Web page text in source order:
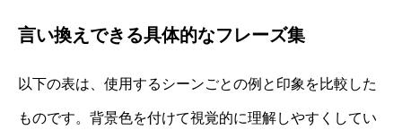
言い換えできる具体的なフレーズ集
以下の表は、使用するシーンごとの例と印象を比較した
ものです。背景色を付けて視覚的に理解しやすくしてい